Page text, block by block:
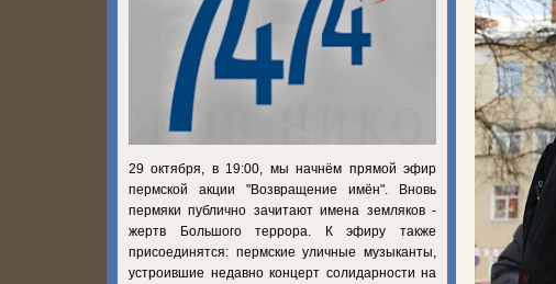
29 октября, в 19:00, мы начнём прямой эфир
пермской акции "Возвращение имён". Вновь
пермяки публично зачитают имена земляков -
жертв Большого террора. К эфиру также
присоединятся: пермские уличные музыканты,
устроившие недавно концерт солидарности на